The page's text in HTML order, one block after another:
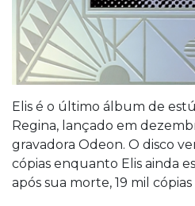
Elis é o último álbum de
Regina, lançado em
gravadora Odeon. O disco
cópias enquanto Elis ainda
após sua morte, 19 mil